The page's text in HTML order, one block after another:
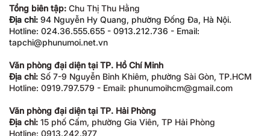
Tổng biên tập: Chu Thị Thu Hằng
Địa chỉ: 94 Nguyễn Hy Quang, phường Đống Đa, Hà Nội.
Hotline: 024.36.555.655 - 0913.212.736 - Email:
tapchi@phunumoi.net.vn
Văn phòng đại diện tại TP. Hồ Chí Minh
Địa chỉ: Số 7-9 Nguyễn Bỉnh Khiêm, phường Sài Gòn, TP.HCM
Hotline: 0919.797.579 - Email: phunumoihcm@gmail.com
Văn phòng đại diện tại TP. Hải Phòng
Địa chỉ: 15 phố Cấm, phường Gia Viên, TP Hải Phòng
Hotline: 0913.242.977